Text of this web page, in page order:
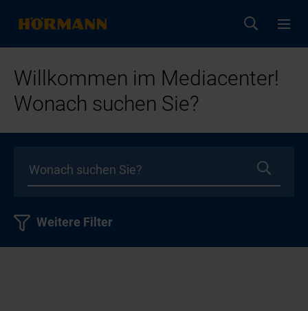
Willkommen im Mediacenter!
Wonach suchen Sie?
Weitere Filter